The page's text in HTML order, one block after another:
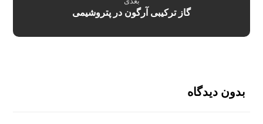
گاز ترکیبی آرگون در پتروشیمی
بدون دیدگاه